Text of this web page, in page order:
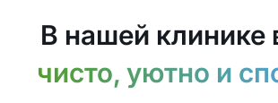
В нашей клинике
чисто, уютно и